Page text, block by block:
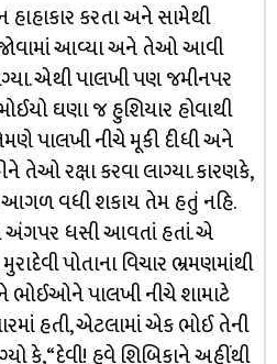
કરતા અને સામેથી
જોવામાં આવ્યા અને તેઓ આવી
એથી પાલખી પણ જમીનપર
ઘણા જ હુશિયાર હોવાથી
પાલખી નીચે મૂકી દીધી અને
તેઓ રક્ષા કરવા લાગ્યા. કારણકે,
આગળ વધી શકાય તેમ હતું નહિ.
અંગપર ધસી આવતાં હતાં. એ
પોતાના વિચાર ભ્રમણમાંથી
ભોઈઓને પાલખી નીચે શામાટે
હતી, એટલામાં એક ભોઈ તેની
કે, “દેવી! હવે શિબિકાને અહીંથી